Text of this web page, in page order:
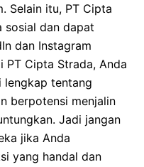
Selain itu, PT Cipta
sosial dan dapat
dan Instagram
PT Cipta Strada, Anda
lengkap tentang
berpotensi menjalin
Jadi jangan
jika Anda
yang handal dan